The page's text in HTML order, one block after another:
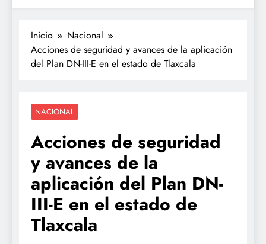
Inicio
Nacional
Acciones de seguridad y avances de la aplicación
del Plan DN-III-E en el estado de Tlaxcala
NACIONAL
Acciones de seguridad
y avances de la
aplicación del Plan DN-
III-E en el estado de
Tlaxcala